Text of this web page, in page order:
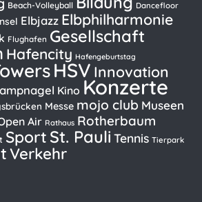
Beach-Volleyball
Dancefloor
Elbjazz Elbphilharmonie
Flughafen Gesellschaft
Hafencity Hafengeburtstag
HSV Innovation
Kino Konzerte
Messe mojo club Museen
Air Rathaus Rotherbaum
Sport St. Pauli Tennis Tierpark
Verkehr